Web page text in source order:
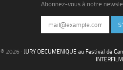
Abonnez-vous à notre
© 2026 · JURY OECUMENIQUE au Festival de
INTERFILM